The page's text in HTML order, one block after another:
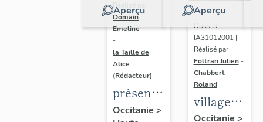
Aperçu
Réalisé par
Domain
Emeline
-
la Taille de
Alice
(Rédacteur)
présentation
de la
Occitanie >
Aperçu
Dossier
IA31012001 |
Réalisé par
Foltran Julien -
Chabbert
Roland
village
d'Aurignac
Occitanie >